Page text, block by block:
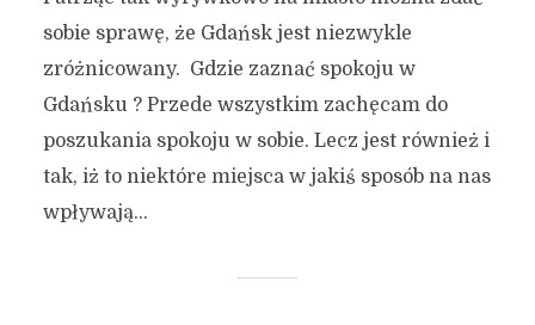
sobie sprawę, że Gdańsk jest niezwykle
zróżnicowany. Gdzie zaznać spokoju w
Gdańsku ? Przede wszystkim zachęcam do
poszukania spokoju w sobie. Lecz jest również i
tak, iż to niektóre miejsca w jakiś sposób na nas
wpływają...